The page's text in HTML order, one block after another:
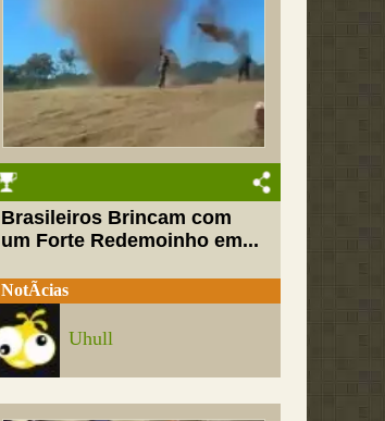
Brasileiros Brincam com
um Forte Redemoinho em...
NotÃ­cias
Uhull